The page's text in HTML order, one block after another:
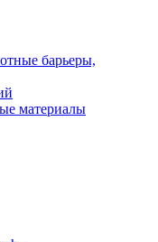
барьеры,
материалы